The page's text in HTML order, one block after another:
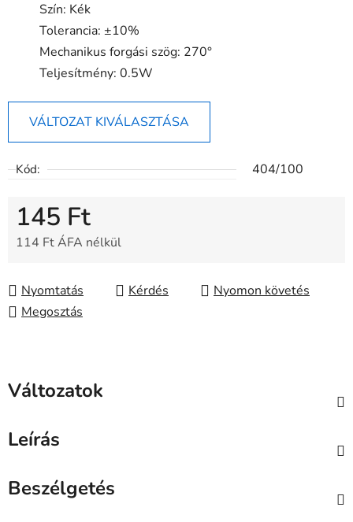
Szín: Kék
Tolerancia: ±10%
Mechanikus forgási szög: 270°
Teljesítmény: 0.5W
VÁLTOZAT KIVÁLASZTÁSA
Kód: 404/100
145 Ft
114 Ft ÁFA nélkül
Nyomtatás
Kérdés
Nyomon követés
Megosztás
Változatok
Leírás
Beszélgetés